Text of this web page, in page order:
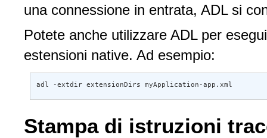
una connessione in entrata, ADL si
Potete anche utilizzare ADL per
estensioni native. Ad esempio:
adl -extdir extensionDirs myApplication-app.xml
Stampa di istruzioni